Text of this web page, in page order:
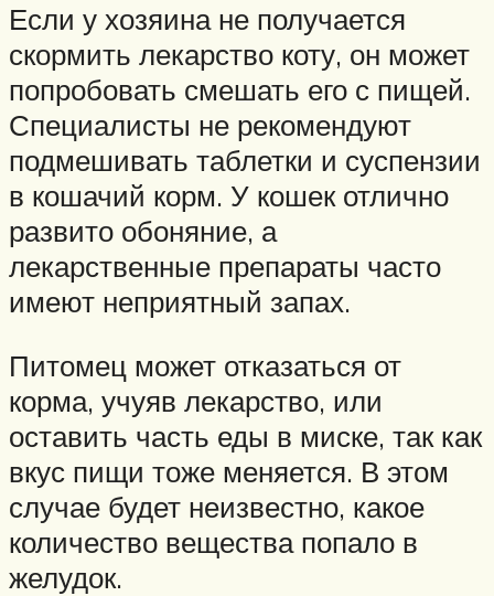
Если у хозяина не получается
скормить лекарство коту, он может
попробовать смешать его с пищей.
Специалисты не рекомендуют
подмешивать таблетки и суспензии
в кошачий корм. У кошек отлично
развито обоняние, а
лекарственные препараты часто
имеют неприятный запах.
Питомец может отказаться от
корма, учуяв лекарство, или
оставить часть еды в миске, так как
вкус пищи тоже меняется. В этом
случае будет неизвестно, какое
количество вещества попало в
желудок.